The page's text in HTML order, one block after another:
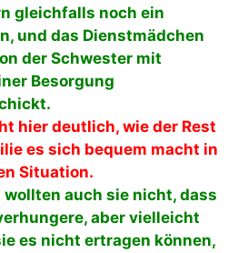
gleichfalls noch ein
und das Dienstmädchen
der Schwester mit
Besorgung
hier deutlich, wie der Rest
es sich bequem macht in
Situation.
wollten auch sie nicht, dass
aber vielleicht
es nicht ertragen können,